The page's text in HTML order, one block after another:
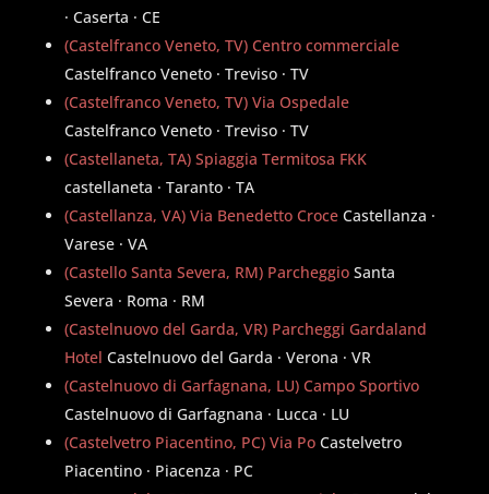
· Caserta · CE
(Castelfranco Veneto, TV) Centro commerciale
Castelfranco Veneto · Treviso · TV
(Castelfranco Veneto, TV) Via Ospedale
Castelfranco Veneto · Treviso · TV
(Castellaneta, TA) Spiaggia Termitosa FKK
castellaneta · Taranto · TA
(Castellanza, VA) Via Benedetto Croce Castellanza ·
Varese · VA
(Castello Santa Severa, RM) Parcheggio Santa
Severa · Roma · RM
(Castelnuovo del Garda, VR) Parcheggi Gardaland
Hotel Castelnuovo del Garda · Verona · VR
(Castelnuovo di Garfagnana, LU) Campo Sportivo
Castelnuovo di Garfagnana · Lucca · LU
(Castelvetro Piacentino, PC) Via Po Castelvetro
Piacentino · Piacenza · PC